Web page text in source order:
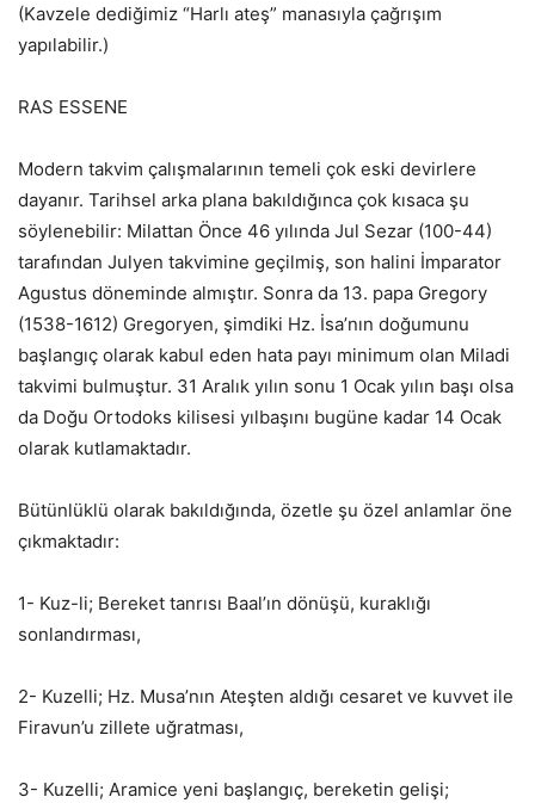
(Kavzele dediğimiz “Harlı ateş” manasıyla çağrışım
yapılabilir.)
RAS ESSENE
Modern takvim çalışmalarının temeli çok eski devirlere
dayanır. Tarihsel arka plana bakıldığınca çok kısaca şu
söylenebilir: Milattan Önce 46 yılında Jul Sezar (100-44)
tarafından Julyen takvimine geçilmiş, son halini İmparator
Agustus döneminde almıştır. Sonra da 13. papa Gregory
(1538-1612) Gregoryen, şimdiki Hz. İsa’nın doğumunu
başlangıç olarak kabul eden hata payı minimum olan Miladi
takvimi bulmuştur. 31 Aralık yılın sonu 1 Ocak yılın başı olsa
da Doğu Ortodoks kilisesi yılbaşını bugüne kadar 14 Ocak
olarak kutlamaktadır.
Bütünlüklü olarak bakıldığında, özetle şu özel anlamlar öne
çıkmaktadır:
1- Kuz-li; Bereket tanrısı Baal’ın dönüşü, kuraklığı
sonlandırması,
2- Kuzelli; Hz. Musa’nın Ateşten aldığı cesaret ve kuvvet ile
Firavun’u zillete uğratması,
3- Kuzelli; Aramice yeni başlangıç, bereketin gelişi;